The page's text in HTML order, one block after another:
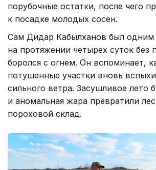
порубочные остатки, после чего
к посадке молодых сосен.
Сам Дидар Кабылханов был одним
на протяжении четырех суток без
боролся с огнем. Он вспоминает,
потушенные участки вновь
сильного ветра. Засушливое лето
и аномальная жара превратили
пороховой склад.